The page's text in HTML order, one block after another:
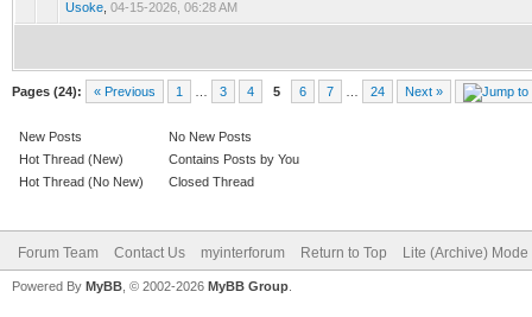
Usoke 04-15-2026, 06:28 AM
Pages (24): « Previous 1 3 4 5 6 7 24 Next »
New Posts
Hot Thread (New)
Hot Thread (No New)
No New Posts
Contains Posts by You
Closed Thread
Forum Team Contact Us myinterforum Return to Top Lite (Archive) Mode
Powered By MyBB , © 2002-2026 MyBB Group